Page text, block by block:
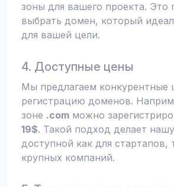
зоны для вашего проекта. Это
выбрать домен, который
для вашей цели.
4. Доступные цены
Мы предлагаем конкурентные
регистрацию доменов.
зоне .com можно
19$. Такой подход делает
доступной как для стартапов,
крупных компаний.